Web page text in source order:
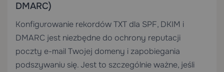
DMARC)
Konfigurowanie rekordów TXT dla SPF, DKIM i
DMARC jest niezbędne do ochrony reputacji
poczty e-mail Twojej domeny i zapobiegania
podszywaniu się. Jest to szczególnie ważne, jeśli